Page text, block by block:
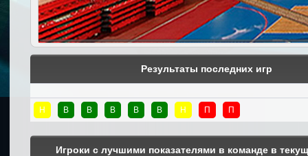
Результаты последних игр
Н В В В В В Н П П
Игроки с лучшими показателями в команде в